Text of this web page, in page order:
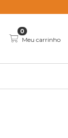
Meu carrinho
0